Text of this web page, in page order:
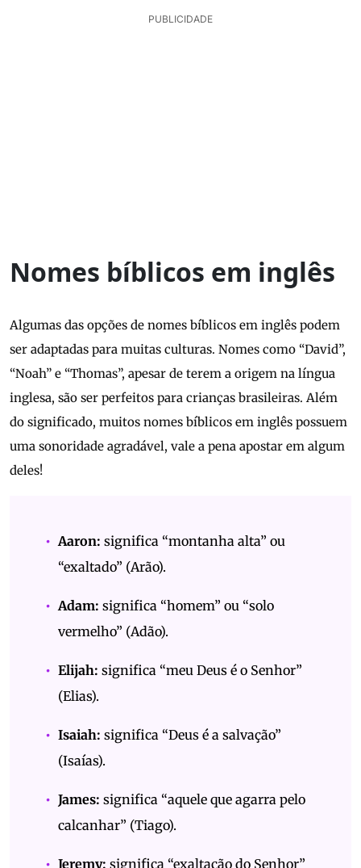
PUBLICIDADE
Nomes bíblicos em inglês
Algumas das opções de nomes bíblicos em inglês podem
ser adaptadas para muitas culturas. Nomes como “David”,
“Noah” e “Thomas”, apesar de terem a origem na língua
inglesa, são ser perfeitos para crianças brasileiras. Além
do significado, muitos nomes bíblicos em inglês possuem
uma sonoridade agradável, vale a pena apostar em algum
deles!
Aaron: significa “montanha alta” ou
“exaltado” (Arão).
Adam: significa “homem” ou “solo
vermelho” (Adão).
Elijah: significa “meu Deus é o Senhor”
(Elias).
Isaiah: significa “Deus é a salvação”
(Isaías).
James: significa “aquele que agarra pelo
calcanhar” (Tiago).
Jeremy: significa “exaltação do Senhor”